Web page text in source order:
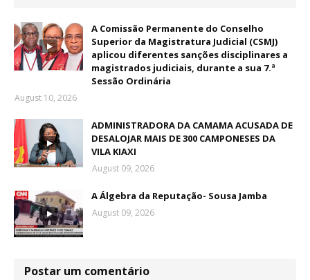
A Comissão Permanente do Conselho
Superior da Magistratura Judicial (CSMJ)
aplicou diferentes sanções disciplinares a
magistrados judiciais, durante a sua 7.ª
Sessão Ordinária
August 10, 2026
ADMINISTRADORA DA CAMAMA ACUSADA DE
DESALOJAR MAIS DE 300 CAMPONESES DA
VILA KIAXI
August 09, 2026
A Álgebra da Reputação- Sousa Jamba
August 09, 2026
Postar um comentário